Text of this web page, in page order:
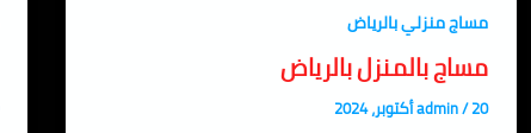
مساج منزلي بالرياض
مساج بالمنزل بالرياض
admin/20 أكتوبر، 2024